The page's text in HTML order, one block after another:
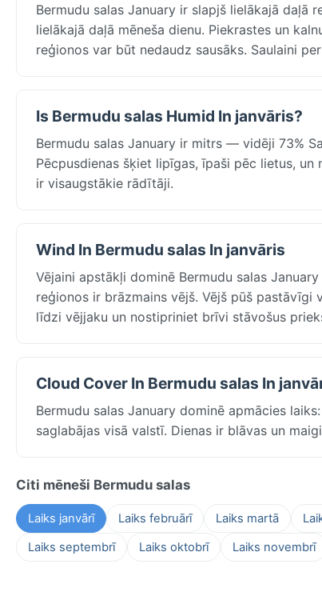
Bermudu salas January ir slapjš lielākajā daļā
lielākajā daļā mēneša dienu. Piekrastes un
reģionos var būt nedaudz sausāks. Saulaini
Is Bermudu salas Humid In janvāris?
Bermudu salas January ir mitrs — vidēji 73%
Pēcpusdienas šķiet lipīgas, īpaši pēc lietus,
ir visaugstākie rādītāji.
Wind In Bermudu salas In janvāris
Vējaini apstākļi dominē Bermudu salas
reģionos ir brāzmains vējš. Vējš pūš pastāvīgi
līdzi vējjaku un nostipriniet brīvi stāvošus
Cloud Cover In Bermudu salas In
Bermudu salas January dominē apmācies
saglabājas visā valstī. Dienas ir blāvas un
Citi mēneši Bermudu salas
Laiks janvārī Laiks februārī Laiks martā
Laiks septembrī
Laiks oktobrī Laiks novembrī